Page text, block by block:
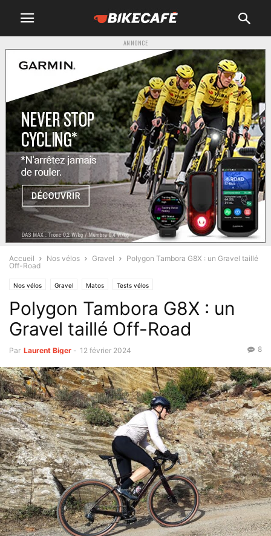
ANNONCE
Accueil Nos vélos Gravel
Polygon Tambora G8X : un Gravel taillé
Off-Road
Nos vélos Gravel Matos Tests vélos
Polygon Tambora G8X : un
Gravel taillé Off-Road
Par Laurent Biger - 12 février 2024 8